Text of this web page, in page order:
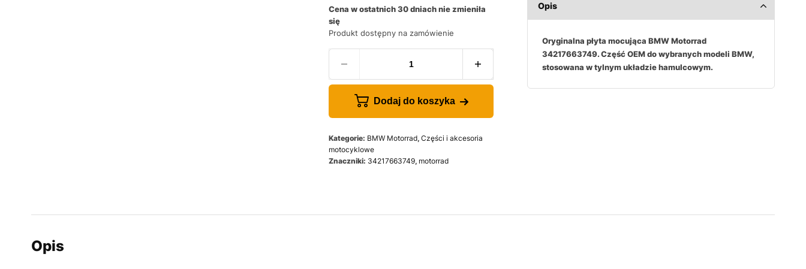
Cena w ostatnich 30 dniach nie zmieniła
się
Produkt dostępny na zamówienie
Dodaj do koszyka
Kategorie: BMW Motorrad, Części i akcesoria
motocyklowe
Znaczniki: 34217663749, motorrad
Opis
Oryginalna płyta mocująca BMW Motorrad
34217663749. Część OEM do wybranych modeli BMW,
stosowana w tylnym układzie hamulcowym.
Opis